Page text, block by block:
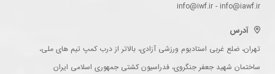
info@iwf.ir - info@iawf.ir
آدرس
تهران، ضلع غربی استادیوم ورزشی آزادی، بالاتر از درب کمپ تیم های ملی،
ساختمان شهید جعفر جنگروی، فدراسیون کشتی جمهوری اسلامی ایران